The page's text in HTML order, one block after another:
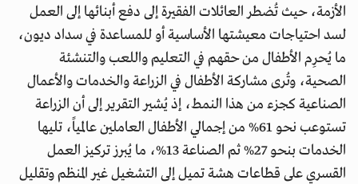
الأزمة، حيث تُضطر العائلات الفقيرة إلى دفع أبنائها إلى العمل
لسد احتياجات معيشتها الأساسية أو للمساعدة في سداد ديون،
ما يُحرِم الأطفال من حقهم في التعليم واللعب والتنشئة
الصحية، وتُرى مشاركة الأطفال في الزراعة والخدمات والأعمال
الصناعية كجزء من هذا النمط، إذ يُشير التقرير إلى أن الزراعة
تستوعب نحو 61% من إجمالي الأطفال العاملين عالمياً، تليها
الخدمات بنحو 27% ثم الصناعة 13%، ما يُبرز تركيز العمل
القسري على قطاعات هشة تميل إلى التشغيل غير المنظم وتقليل